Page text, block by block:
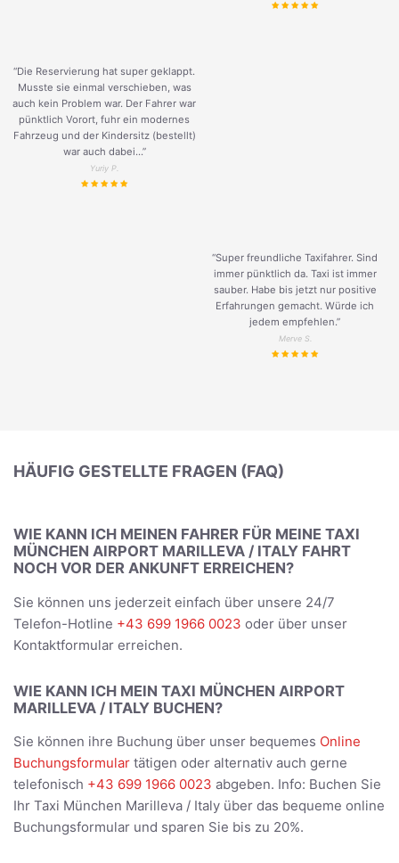
“Die Reservierung hat super geklappt.
Musste sie einmal verschieben, was
auch kein Problem war. Der Fahrer war
pünktlich Vorort, fuhr ein modernes
Fahrzeug und der Kindersitz (bestellt)
war auch dabei...”
Yuriy P.
“Super freundliche Taxifahrer. Sind
immer pünktlich da. Taxi ist immer
sauber. Habe bis jetzt nur positive
Erfahrungen gemacht. Würde ich
jedem empfehlen.”
Merve S.
HÄUFIG GESTELLTE FRAGEN (FAQ)
WIE KANN ICH MEINEN FAHRER FÜR MEINE TAXI
MÜNCHEN AIRPORT MARILLEVA / ITALY FAHRT
NOCH VOR DER ANKUNFT ERREICHEN?
Sie können uns jederzeit einfach über unsere 24/7
Telefon-Hotline +43 699 1966 0023 oder über unser
Kontaktformular erreichen.
WIE KANN ICH MEIN TAXI MÜNCHEN AIRPORT
MARILLEVA / ITALY BUCHEN?
Sie können ihre Buchung über unser bequemes Online
Buchungsformular tätigen oder alternativ auch gerne
telefonisch +43 699 1966 0023 abgeben. Info: Buchen Sie
Ihr Taxi München Marilleva / Italy über das bequeme online
Buchungsformular und sparen Sie bis zu 20%.